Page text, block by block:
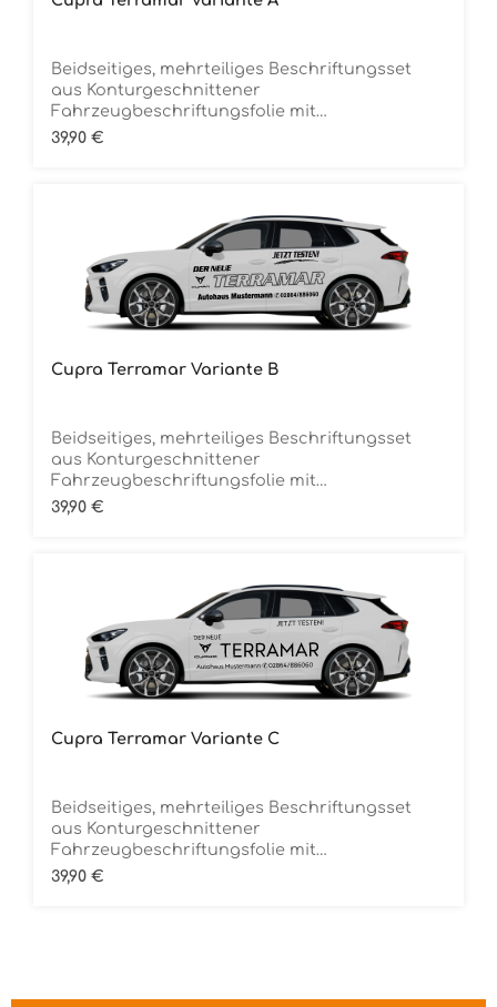
Beidseitiges, mehrteiliges Beschriftungsset
aus Konturgeschnittener
Fahrzeugbeschriftungsfolie mit
ÜbertragungstapeDie Folie ist Rückstandsfrei
entfernbar
Regulärer Preis:
39,90 €
Cupra Terramar Variante B
Beidseitiges, mehrteiliges Beschriftungsset
aus Konturgeschnittener
Fahrzeugbeschriftungsfolie mit
ÜbertragungstapeDie Folie ist Rückstandsfrei
Regulärer Preis:
39,90 €
Cupra Terramar Variante C
Beidseitiges, mehrteiliges Beschriftungsset
aus Konturgeschnittener
Fahrzeugbeschriftungsfolie mit
ÜbertragungstapeDie Folie ist Rückstandsfrei
Regulärer Preis:
39,90 €